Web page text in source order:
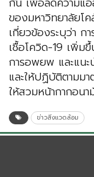
ของมหาวิทยาลัยโ
เกี่ยวข้องระบุว่า
เชื้อโควิด-19 เพิ่ม
การอพยพ และแน
และให้ปฏิบัติตามม
ให้สวมหน้ากากอน
ข่าวสิ่งแวดล้อม